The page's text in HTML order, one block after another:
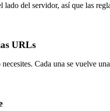
del servidor, así que las
URLs
Cada una se vuelve